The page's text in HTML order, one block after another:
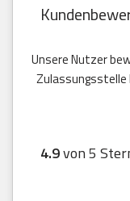
Unsere Nutzer
4.9von 5